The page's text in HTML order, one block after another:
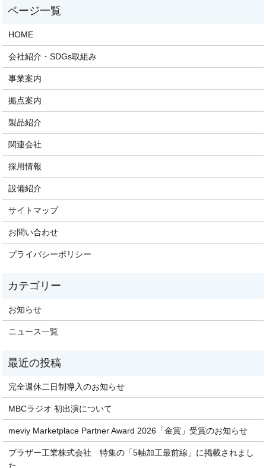
HOME
会社紹介・SDGs取組み
事業案内
拠点案内
製品紹介
関連会社
採用情報
設備紹介
サイトマップ
お問い合わせ
プライバシーポリシー
お知らせ
ニュース一覧
完全週休二日制導入のお知らせ
MBCラジオ 初出演について
meviy Marketplace Partner Award 2026「金賞」受賞のお知らせ
ブラザー工業株式会社 特集の「5軸加工最前線」に掲載されまし
た